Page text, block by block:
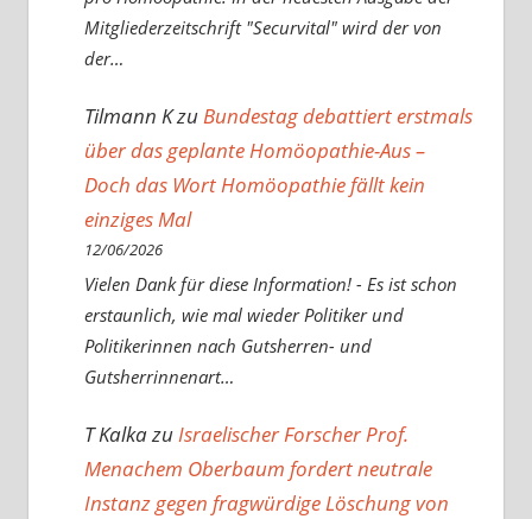
Mitgliederzeitschrift "Securvital" wird der von
der…
Tilmann KzuBundestag debattiert erstmals
über das geplante Homöopathie-Aus –
Doch das Wort Homöopathie fällt kein
einziges Mal
12/06/2026
Vielen Dank für diese Information! - Es ist schon
erstaunlich, wie mal wieder Politiker und
Politikerinnen nach Gutsherren- und
Gutsherrinnenart…
T KalkazuIsraelischer Forscher Prof.
Menachem Oberbaum fordert neutrale
Instanz gegen fragwürdige Löschung von